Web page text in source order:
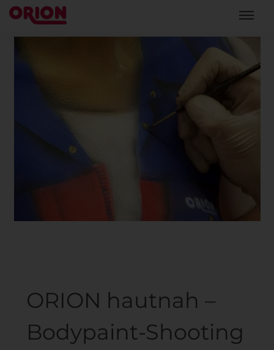
ORION hautnah –
Bodypaint-Shooting